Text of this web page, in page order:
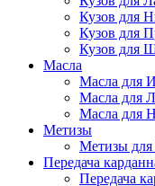
Кузов для
Кузов для
Кузов для
Масла
Масла для
Масла для
Масла для
Метизы
Метизы
Передача
Передача